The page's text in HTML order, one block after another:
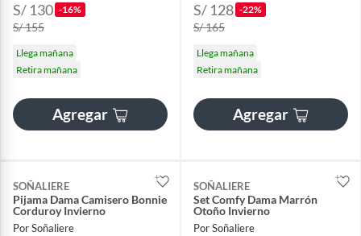
S/ 130 -16%
S/ 155
Llega mañana
Retira mañana
Agregar
S/ 128 -22%
S/ 165
Llega mañana
Retira mañana
Agregar
SOÑALIERE
Pijama Dama Camisero Bonnie
Corduroy Invierno
Por Soñaliere
SOÑALIERE
Set Comfy Dama Marrón
Otoño Invierno
Por Soñaliere